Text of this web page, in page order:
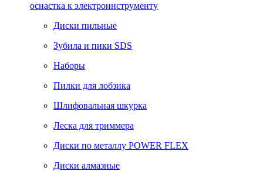
оснастка к электроинструменту
Диски пильные
Зубила и пики SDS
Наборы
Пилки для лобзика
Шлифовальная шкурка
Леска для триммера
Диски по металлу POWER FLEX
Диски алмазные